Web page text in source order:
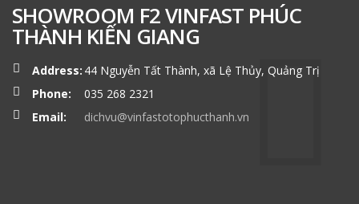
SHOWROOM F2 VINFAST PHÚC
THÀNH KIẾN GIANG
Address: 44 Nguyễn Tất Thành, xã Lệ Thủy, Quảng Trị
Phone:
035 268 2321
Email:
dichvu@vinfastotophucthanh.vn